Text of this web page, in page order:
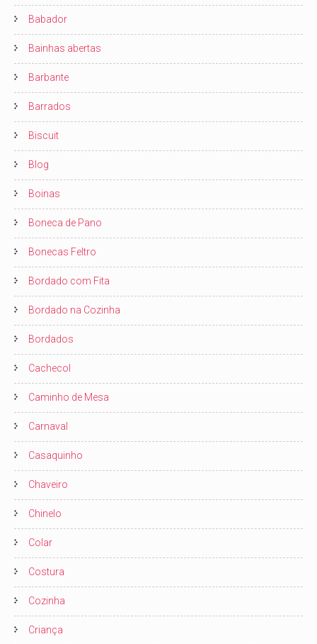
Babador
Bainhas abertas
Barbante
Barrados
Biscuit
Blog
Boinas
Boneca de Pano
Bonecas Feltro
Bordado com Fita
Bordado na Cozinha
Bordados
Cachecol
Caminho de Mesa
Carnaval
Casaquinho
Chaveiro
Chinelo
Colar
Costura
Cozinha
Criança